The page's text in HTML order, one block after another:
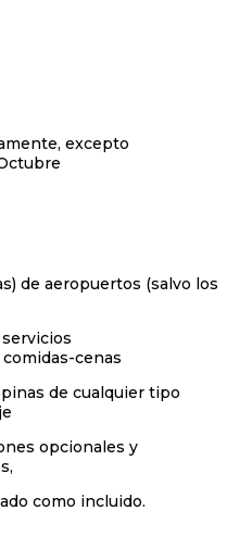
excepto
de aeropuertos (salvo los
cenas
de cualquier tipo
opcionales y
como incluido.